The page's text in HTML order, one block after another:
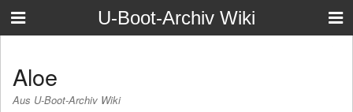
U-Boot-Archiv Wiki
Aloe
Aus U-Boot-Archiv Wiki